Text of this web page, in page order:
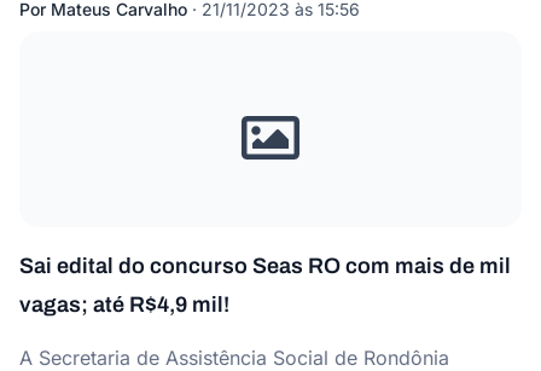
Por Mateus Carvalho · 21/11/2023 às 15:56
Sai edital do concurso Seas RO com mais de mil
vagas; até R$4,9 mil!
A Secretaria de Assistência Social de Rondônia